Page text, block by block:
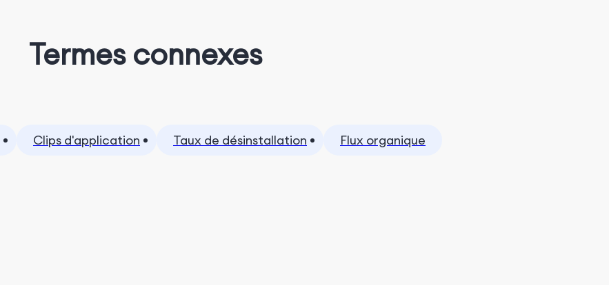
Termes connexes
Clips d'application Taux de désinstallation Flux organique